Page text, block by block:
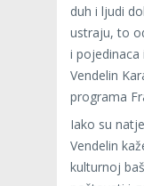
duh i ljudi
ustraju, to
i pojedinaca
Vendelin
programa
Iako su
Vendelin
kulturnoj